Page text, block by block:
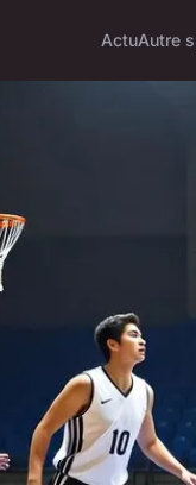
ActuAutre